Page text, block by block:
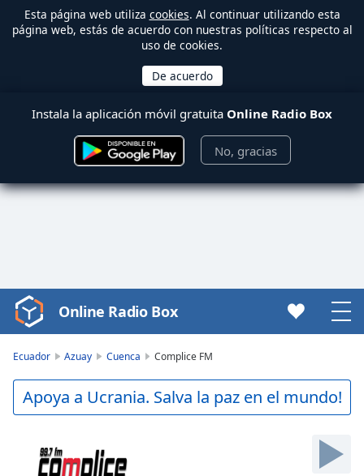
Esta página web utiliza cookies. Al continuar utilizando esta
página web, estás de acuerdo con nuestras políticas respecto al
uso de cookies.
Instala la aplicación móvil gratuita Online Radio Box
No, gracias
Video
Player
Play
Video
Backward
Online Radio Box
Ecuador Azuay Cuenca Complice FM
Apoya a Ucrania. Salva la paz en el mundo!